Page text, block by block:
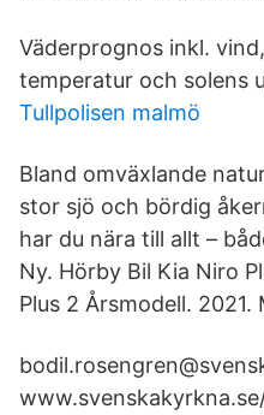
Väderprognos inkl.
temperatur och solens
Tullpolisen malmö
Bland omväxlande
stor sjö och bördig
har du nära till allt –
Ny. Hörby Bil Kia Niro
Plus 2 Årsmodell. 2021.